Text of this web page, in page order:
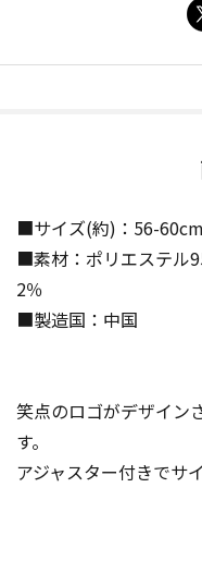
■サイズ(約)：56-
■素材：ポリエステル
2％
■製造国：中国
笑点のロゴがデザイン
す。
アジャスター付きでサ